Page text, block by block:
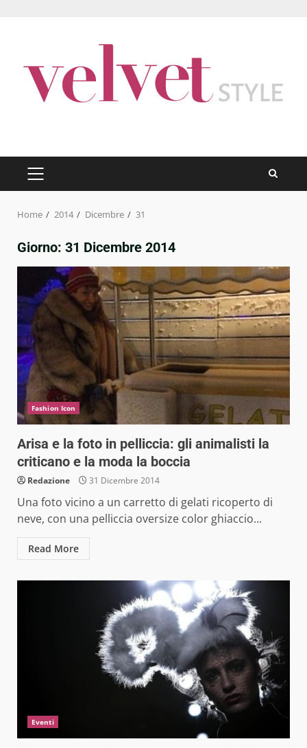
PRIMARY
MENU
Home 2014 Dicembre 31
Giorno: 31 Dicembre 2014
Fashion Icon
Arisa e la foto in pelliccia: gli animalisti la
criticano e la moda la boccia
Redazione 31 Dicembre 2014
Una foto vicino a un carretto di gelati ricoperto di
neve, con una pelliccia oversize color ghiaccio...
Read More
Eventi